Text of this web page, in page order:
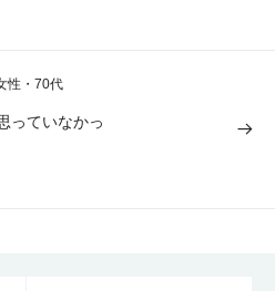
性・70代
っていなかっ